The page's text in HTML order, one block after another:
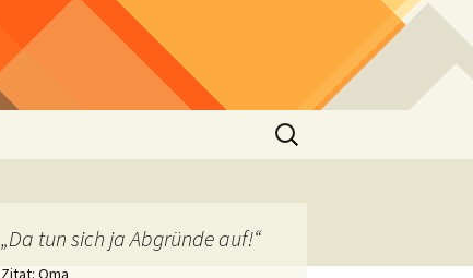
Suchen
nach:
„Da tun sich ja Abgründe auf!“
Zitat: Oma